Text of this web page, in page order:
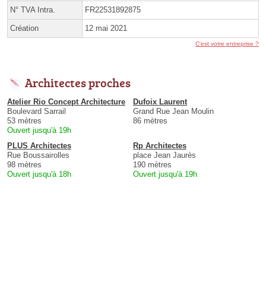
N° TVA Intra. FR22531892875
Création 12 mai 2021
C'est votre entreprise ?
Architectes proches
Atelier Rio Concept Architecture
Boulevard Sarrail
53 mètres
Ouvert jusqu'à 19h
Dufoix Laurent
Grand Rue Jean Moulin
86 mètres
PLUS Architectes
Rue Boussairolles
98 mètres
Ouvert jusqu'à 18h
Rp Architectes
place Jean Jaurès
190 mètres
Ouvert jusqu'à 19h